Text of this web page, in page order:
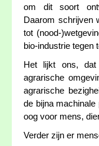
om dit soort
Daarom schrijven
tot (nood-
bio-industrie tegen
Het lijkt ons,
agrarische
agrarische
de bijna
oog voor mens,
Verder zijn er